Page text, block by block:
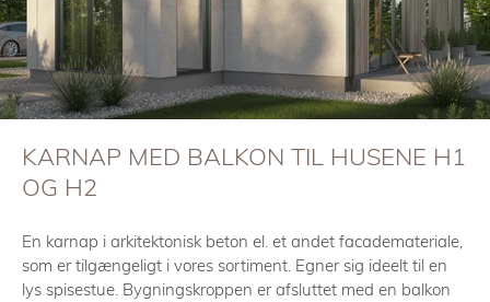
KARNAP MED BALKON TIL HUSENE H1
OG H2
En karnap i arkitektonisk beton el. et andet facademateriale,
som er tilgængeligt i vores sortiment. Egner sig ideelt til en
lys spisestue. Bygningskroppen er afsluttet med en balkon